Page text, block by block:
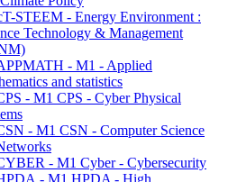
STEEM - Energy Environment :
Technology & Management
- M1 - Applied
and statistics
- M1 CPS - Cyber Physical
- M1 CSN - Computer Science
- M1 Cyber - Cybersecurity
- M1 HPDA - High